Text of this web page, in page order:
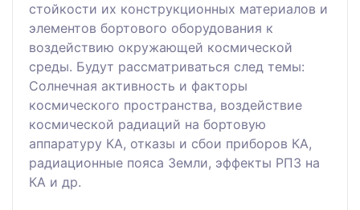
стойкости их конструкционных материалов и
элементов бортового оборудования к
воздействию окружающей космической
среды. Будут рассматриваться след темы:
Солнечная активность и факторы
космического пространства, воздействие
космической радиаций на бортовую
аппаратуру КА, отказы и сбои приборов КА,
радиационные пояса Земли, эффекты РПЗ на
КА и др.